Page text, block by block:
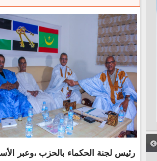
رئيس لجنة الحكماء بالحزب ،وعبر